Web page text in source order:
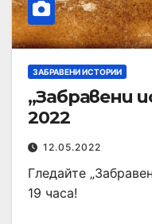
ЗАБРАВЕНИ ИСТОРИИ
„Забравени
2022
12.05.2022
Гледайте
19 часа!